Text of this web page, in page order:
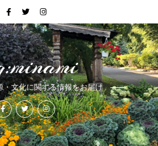
・文化に関する情報をお届け